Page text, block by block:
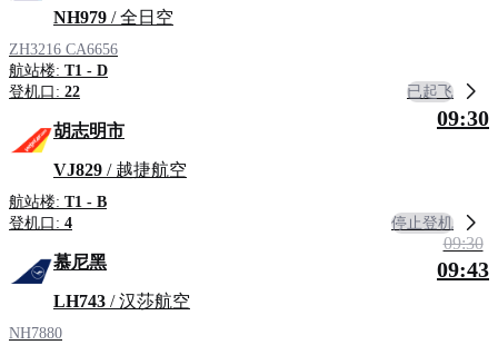
NH979 / 全日空
ZH3216 CA6656
航站楼: T1 - D
登机口: 22 已起飞
胡志明市
VJ829 / 越捷航空
航站楼: T1 - B
登机口: 4
09:30
停止登机
慕尼黑
LH743 / 汉莎航空
NH7880
09:30
09:43